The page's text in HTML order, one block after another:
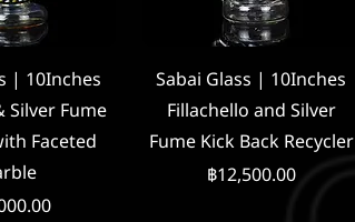
ลด่วน
| 10Inches
Silver Fume
Faceted
ดูข้อมูลด่วน
Sabai Glass | 10Inches
Fillachello and Silver
Fume Kick Back Recycler
ราคา
฿12,500.00